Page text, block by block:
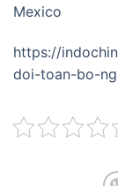
Mexico
https://
doi-toan-bo-